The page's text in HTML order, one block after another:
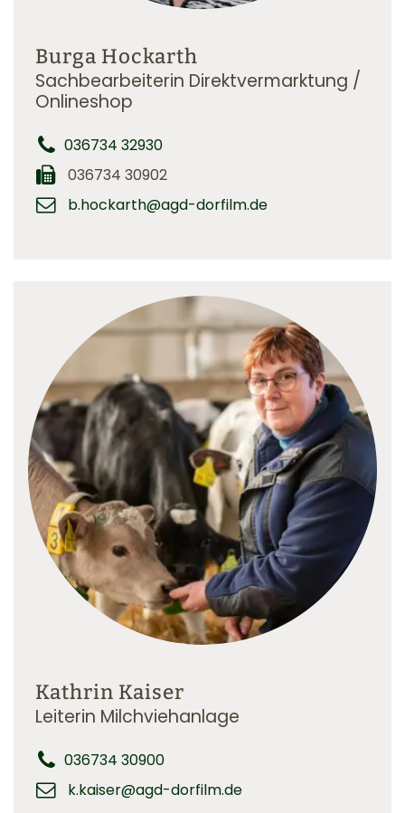
Burga Hockarth
Sachbearbeiterin Direktvermarktung /
Onlineshop
036734 32930
036734 30902
b.hockarth@agd-dorfilm.de
Kathrin Kaiser
Leiterin Milchviehanlage
036734 30900
k.kaiser@agd-dorfilm.de